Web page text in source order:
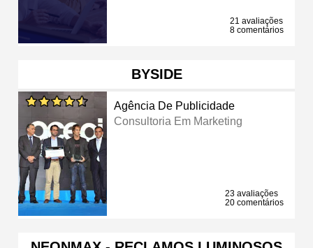
21 avaliações
8 comentários
BYSIDE
Agência De Publicidade
Consultoria Em Marketing
23 avaliações
20 comentários